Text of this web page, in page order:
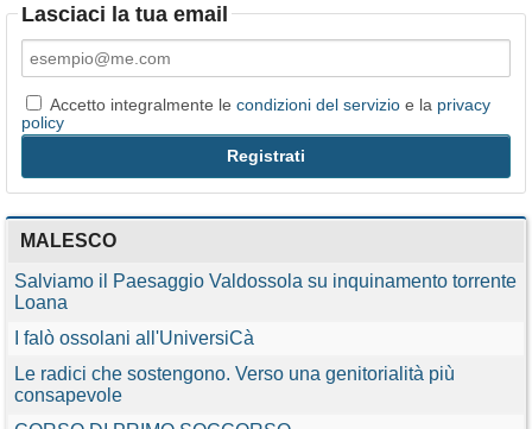
Lasciaci la tua email
Accetto integralmente le condizioni del servizio e la privacy
policy
MALESCO
Salviamo il Paesaggio Valdossola su inquinamento torrente
Loana
I falò ossolani all'UniversiCà
Le radici che sostengono. Verso una genitorialità più
consapevole